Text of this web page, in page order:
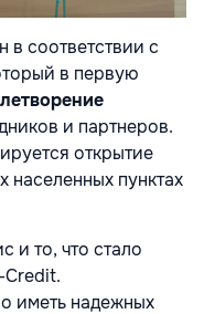
соответствии с
в первую
и партнеров.
открытие
пунктах
и то, что стало
иметь надежных